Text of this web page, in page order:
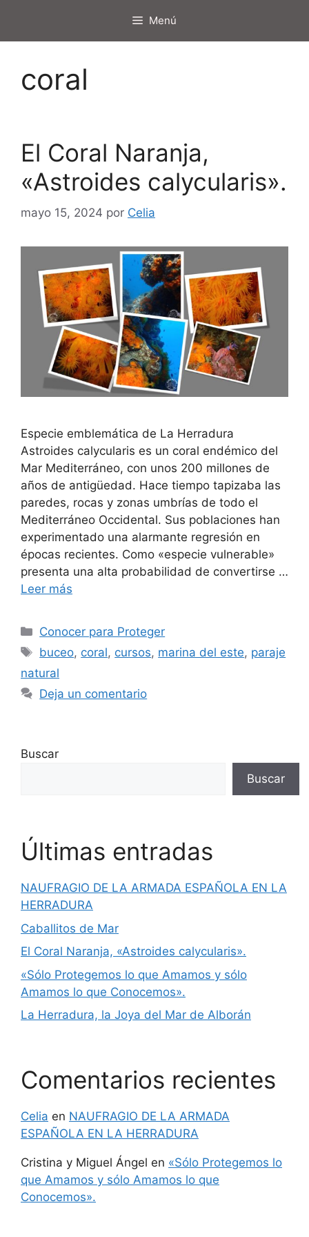
contenido
Menú
coral
El Coral Naranja,
«Astroides calycularis».
mayo 15, 2024 por Celia
Especie emblemática de La Herradura
Astroides calycularis es un coral endémico del
Mar Mediterráneo, con unos 200 millones de
años de antigüedad. Hace tiempo tapizaba las
paredes, rocas y zonas umbrías de todo el
Mediterráneo Occidental. Sus poblaciones han
experimentado una alarmante regresión en
épocas recientes. Como «especie vulnerable»
presenta una alta probabilidad de convertirse …
Leer más
Categorías
Conocer para Proteger
Etiquetas
buceo, coral, cursos, marina del este, paraje
natural
Deja un comentario
Buscar
Buscar
Últimas entradas
NAUFRAGIO DE LA ARMADA ESPAÑOLA EN LA
HERRADURA
Caballitos de Mar
El Coral Naranja, «Astroides calycularis».
«Sólo Protegemos lo que Amamos y sólo
Amamos lo que Conocemos».
La Herradura, la Joya del Mar de Alborán
Comentarios recientes
Celia en NAUFRAGIO DE LA ARMADA
ESPAÑOLA EN LA HERRADURA
Cristina y Miguel Ángel en «Sólo Protegemos lo
que Amamos y sólo Amamos lo que
Conocemos».